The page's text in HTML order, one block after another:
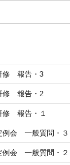
修 報告・3
修 報告・2
修 報告・１
例会 一般質問・３
例会 一般質問・２